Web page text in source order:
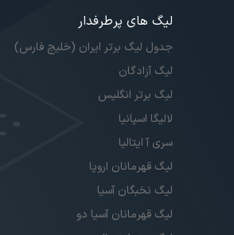
لیگ های پرطرفدار
جدول لیگ برتر ایران (خلیج فارس)
لیگ آزادگان
لیگ برتر انگلیس
لالیگا اسپانیا
سری آ ایتالیا
لیگ قهرمانان اروپا
لیگ نخبگان آسیا
لیگ قهرمانان آسیا دو